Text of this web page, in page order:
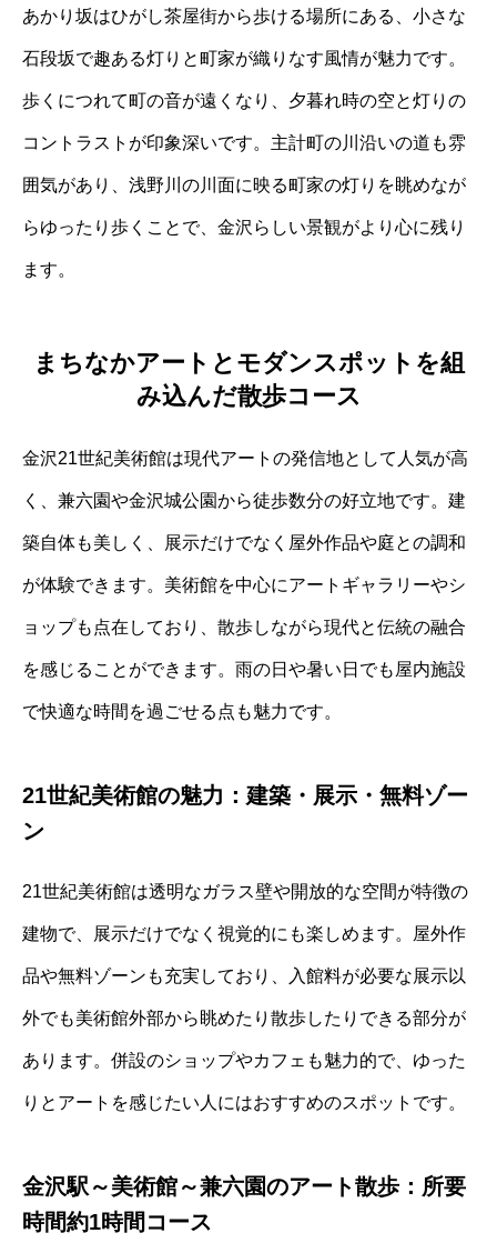
あかり坂はひがし茶屋街から歩ける場所にある、小さな
石段坂で趣ある灯りと町家が織りなす風情が魅力です。
歩くにつれて町の音が遠くなり、夕暮れ時の空と灯りの
コントラストが印象深いです。主計町の川沿いの道も雰
囲気があり、浅野川の川面に映る町家の灯りを眺めなが
らゆったり歩くことで、金沢らしい景観がより心に残り
ます。
まちなかアートとモダンスポットを組
み込んだ散歩コース
金沢21世紀美術館は現代アートの発信地として人気が高
く、兼六園や金沢城公園から徒歩数分の好立地です。建
築自体も美しく、展示だけでなく屋外作品や庭との調和
が体験できます。美術館を中心にアートギャラリーやシ
ョップも点在しており、散歩しながら現代と伝統の融合
を感じることができます。雨の日や暑い日でも屋内施設
で快適な時間を過ごせる点も魅力です。
21世紀美術館の魅力：建築・展示・無料ゾー
ン
21世紀美術館は透明なガラス壁や開放的な空間が特徴の
建物で、展示だけでなく視覚的にも楽しめます。屋外作
品や無料ゾーンも充実しており、入館料が必要な展示以
外でも美術館外部から眺めたり散歩したりできる部分が
あります。併設のショップやカフェも魅力的で、ゆった
りとアートを感じたい人にはおすすめのスポットです。
金沢駅～美術館～兼六園のアート散歩：所要
時間約1時間コース